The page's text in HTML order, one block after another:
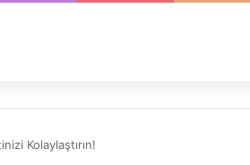
Kolaylaştırın!